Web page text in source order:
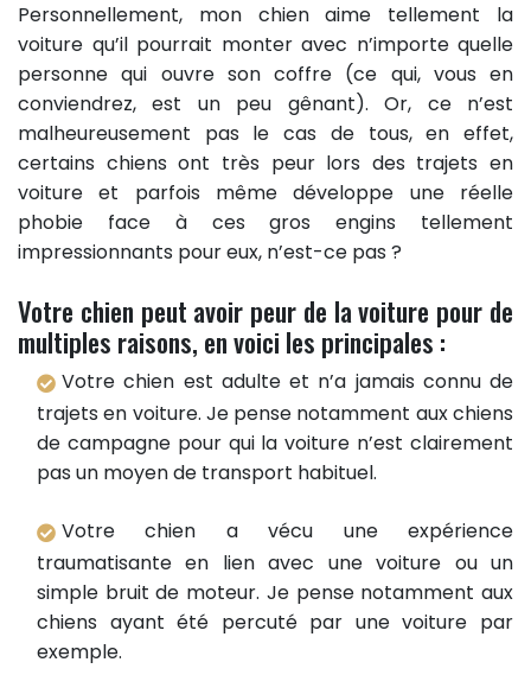
Personnellement, mon chien aime tellement la
voiture qu’il pourrait monter avec n’importe quelle
personne qui ouvre son coffre (ce qui, vous en
conviendrez, est un peu gênant). Or, ce n’est
malheureusement pas le cas de tous, en effet,
certains chiens ont très peur lors des trajets en
voiture et parfois même développe une réelle
phobie face à ces gros engins tellement
impressionnants pour eux, n’est-ce pas ?
Votre chien peut avoir peur de la voiture pour de
multiples raisons, en voici les principales :
Votre chien est adulte et n’a jamais connu de
trajets en voiture. Je pense notamment aux chiens
de campagne pour qui la voiture n’est clairement
pas un moyen de transport habituel.
Votre chien a vécu une expérience
traumatisante en lien avec une voiture ou un
simple bruit de moteur. Je pense notamment aux
chiens ayant été percuté par une voiture par
exemple.